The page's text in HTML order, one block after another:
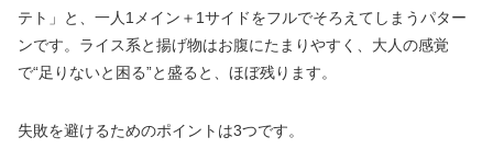
テト」と、一人1メイン＋1サイドをフルでそろえてしまうパター
ンです。ライス系と揚げ物はお腹にたまりやすく、大人の感覚
で“足りないと困る”と盛ると、ほぼ残ります。
失敗を避けるためのポイントは3つです。